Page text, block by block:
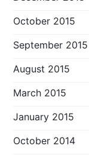
October 2015
September 2015
August 2015
March 2015
January 2015
October 2014